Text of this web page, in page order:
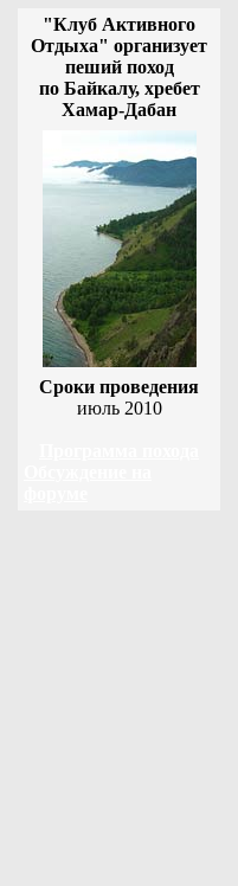
"Клуб Активного
Отдыха" организует
пеший поход
по Байкалу, хребет
Хамар-Дабан
Сроки проведения
июль 2010